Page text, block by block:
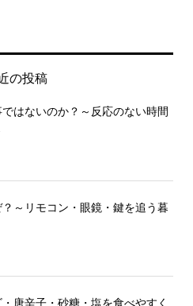
の投稿
はないのか？～反応のない時間
～リモコン・眼鏡・鍵を追う暮
唐辛子・砂糖・塩を食べやすく